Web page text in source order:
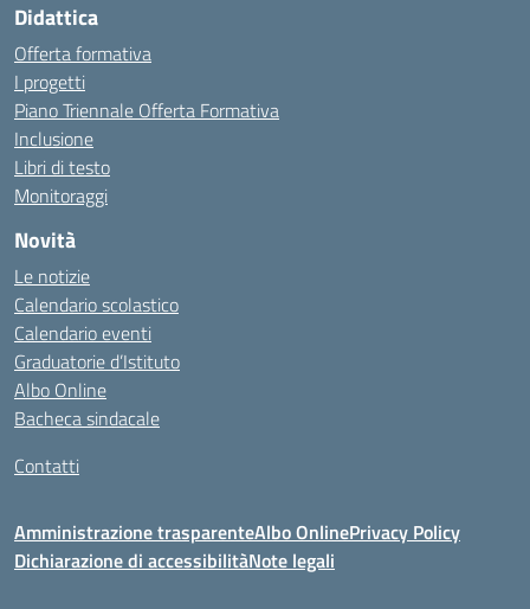
Didattica
Offerta formativa
I progetti
Piano Triennale Offerta Formativa
Inclusione
Libri di testo
Monitoraggi
Novità
Le notizie
Calendario scolastico
Calendario eventi
Graduatorie d’Istituto
Albo Online
Bacheca sindacale
Contatti
Amministrazione trasparenteAlbo OnlinePrivacy Policy
Dichiarazione di accessibilitàNote legali